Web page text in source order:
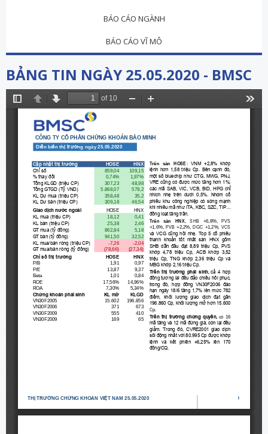
BÁO CÁO NGÀNH
BÁO CÁO VĨ MÔ
BẢNG TIN NGÀY 25.05.2020 - BMSC